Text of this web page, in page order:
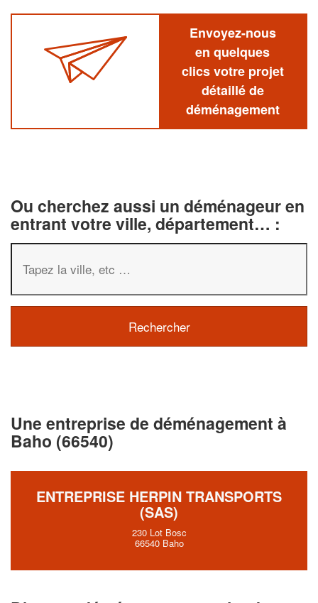
Envoyez-nous
en quelques
clics votre projet
détaillé de
déménagement
Ou cherchez aussi un déménageur en
entrant votre ville, département… :
Une entreprise de déménagement à
Baho (66540)
ENTREPRISE HERPIN TRANSPORTS
(SAS)
230 Lot Bosc
66540 Baho
Augmentez votrechiffre
En savoir plus